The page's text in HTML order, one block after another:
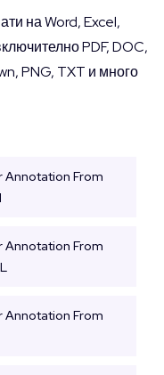
на Word, Excel,
PDF, DOC,
PNG, TXT и много
Annotation From
Annotation From
Annotation From